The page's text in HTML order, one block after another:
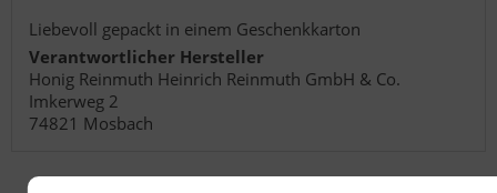
Liebevoll gepackt in einem Geschenkkarton
Verantwortlicher Hersteller
Honig Reinmuth Heinrich Reinmuth GmbH & Co.
Imkerweg 2
74821 Mosbach